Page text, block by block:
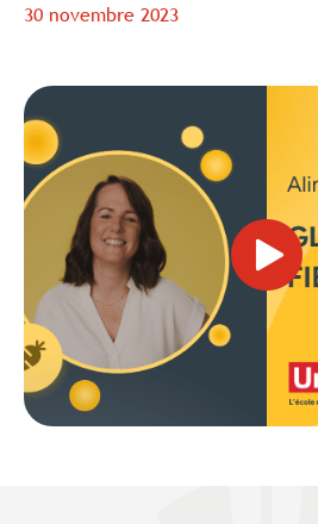
30 novembre 2023
Voir
la
vidéo
Les
glucides
et
fibres
dans
le
diabète
dans
une
fenêtre
modale.